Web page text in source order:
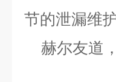
节的泄漏维护
赫尔友道